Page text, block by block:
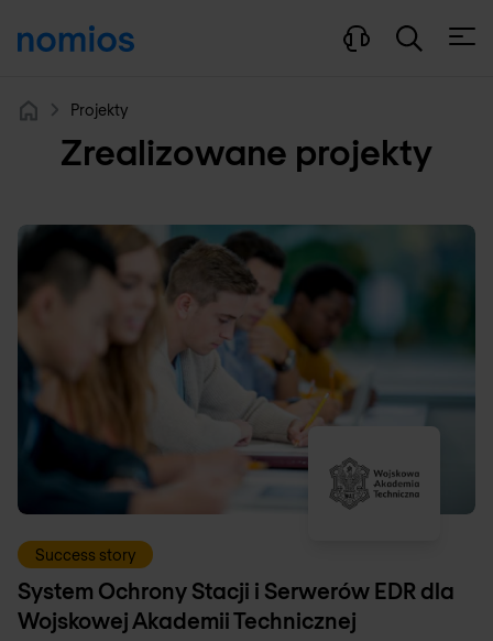
Projekty
Zrealizowane projekty
Success story
System Ochrony Stacji i Serwerów EDR dla
Wojskowej Akademii Technicznej